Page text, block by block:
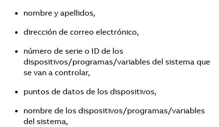
nombre y apellidos,
dirección de correo electrónico,
número de serie o ID de los
dispositivos/programas/variables del sistema que
se van a controlar,
puntos de datos de los dispositivos,
nombre de los dispositivos/programas/variables
del sistema,